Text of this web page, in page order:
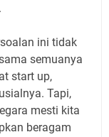
ini tidak
semuanya
start up,
Tapi,
mesti kita
beragam